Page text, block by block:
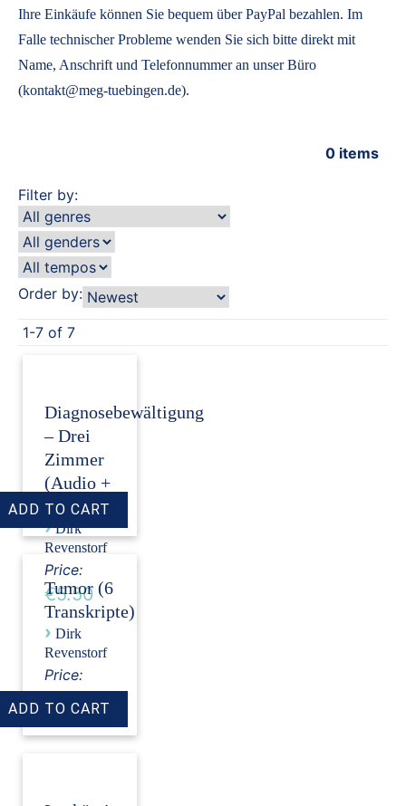
Ihre Einkäufe können Sie bequem über PayPal bezahlen. Im
Falle technischer Probleme wenden Sie sich bitte direkt mit
Name, Anschrift und Telefonnummer an unser Büro
(kontakt@meg-tuebingen.de).
0 items
Filter by:
Order by:
1-7 of 7
Diagnosebewältigung
– Drei
Zimmer
(Audio +
Transkript)
› Dirk
Revenstorf
Price:
€5.50
Tumor (6
Transkripte)
› Dirk
Revenstorf
Price:
€18.00